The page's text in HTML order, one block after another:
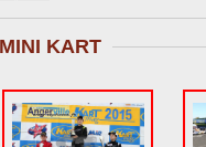
MINI KART